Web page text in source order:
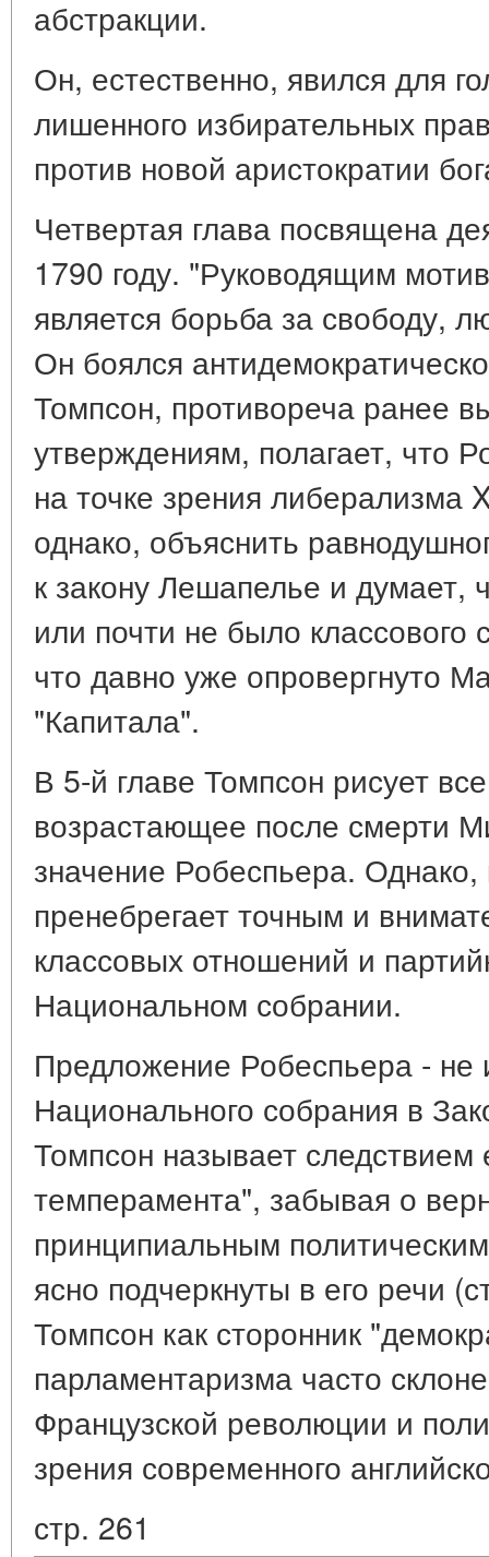
абстракции.
Он, естественно, явился для
лишенного избирательных
против новой аристократии
Четвертая глава посвящена
1790 году. "Руководящим
является борьба за свободу,
Он боялся
Томпсон, противореча ранее
утверждениям, полагает, что
на точке зрения либерализма
однако, объяснить
к закону Лешапелье и
или почти не было классового
что давно уже опровергнуто
"Капитала".
В 5-й главе Томпсон рисует
возрастающее после смерти
значение Робеспьера.
пренебрегает точным и
классовых отношений и
Национальном собрании.
Предложение Робеспьера - не
Национального собрания в
Томпсон называет следствием
темперамента", забывая о
принципиальным
ясно подчеркнуты в его речи
Томпсон как сторонник
парламентаризма часто
Французской революции и
зрения современного
стр. 261